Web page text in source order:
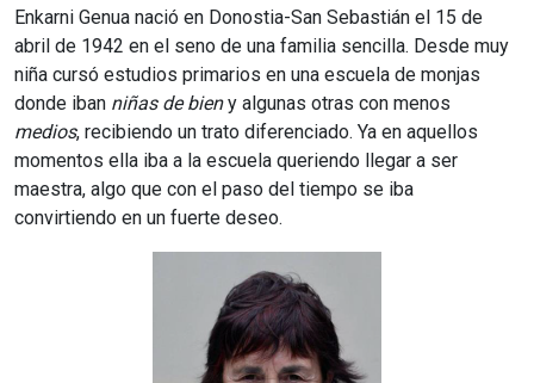
Enkarni Genua nació en Donostia-San Sebastián el 15 de
abril de 1942 en el seno de una familia sencilla. Desde muy
niña cursó estudios primarios en una escuela de monjas
donde iban niñas de bieny algunas otras con menos
medios, recibiendo un trato diferenciado. Ya en aquellos
momentos ella iba a la escuela queriendo llegar a ser
maestra, algo que con el paso del tiempo se iba
convirtiendo en un fuerte deseo.